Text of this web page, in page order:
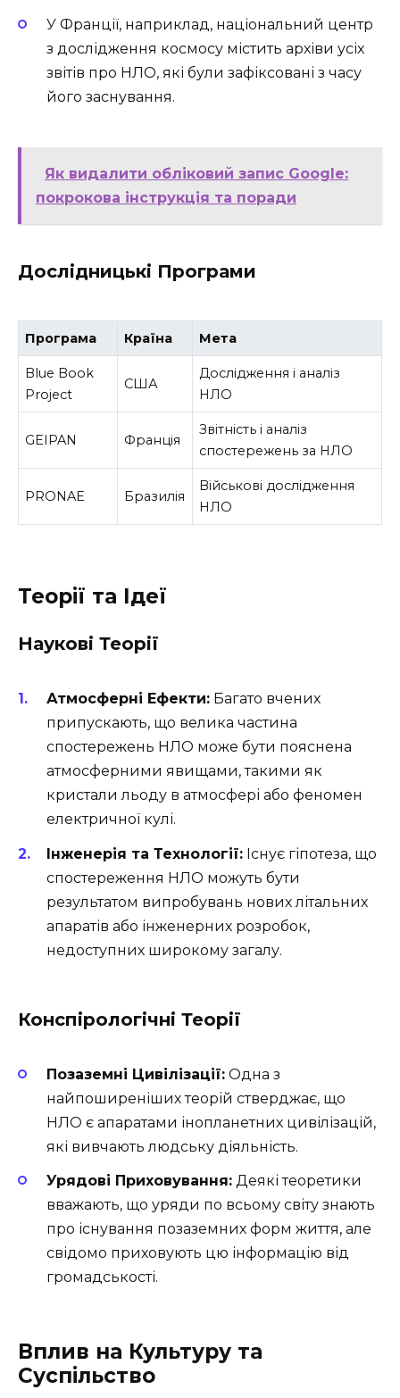
У Франції, наприклад, національний центр
з дослідження космосу містить архіви усіх
звітів про НЛО, які були зафіксовані з часу
його заснування.
Як видалити обліковий запис Google:
покрокова інструкція та поради
Дослідницькі Програми
Програма Країна Мета
Blue Book
Project
США
Дослідження і аналіз
НЛО
GEIPAN Франція
Звітність і аналіз
спостережень за НЛО
PRONAE Бразилія
Військові дослідження
НЛО
Теорії та Ідеї
Наукові Теорії
Атмосферні Ефекти: Багато вчених
припускають, що велика частина
спостережень НЛО може бути пояснена
атмосферними явищами, такими як
кристали льоду в атмосфері або феномен
електричної кулі.
Інженерія та Технології: Існує гіпотеза, що
спостереження НЛО можуть бути
результатом випробувань нових літальних
апаратів або інженерних розробок,
недоступних широкому загалу.
Конспірологічні Теорії
Позаземні Цивілізації: Одна з
найпоширеніших теорій стверджає, що
НЛО є апаратами інопланетних цивілізацій,
які вивчають людську діяльність.
Урядові Приховування: Деякі теоретики
вважають, що уряди по всьому світу знають
про існування позаземних форм життя, але
свідомо приховують цю інформацію від
громадськості.
Вплив на Культуру та
Суспільство